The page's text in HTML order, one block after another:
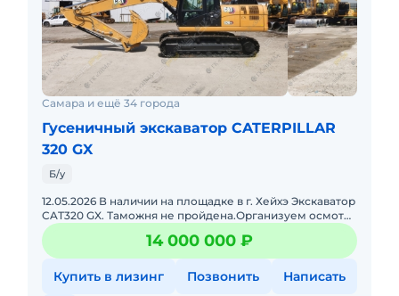
Самара и ещё 34 города
Гусеничный экскаватор CATERPILLAR
320 GX
Б/у
12.05.2026 В наличии на площадке в г. Хейхэ Экскаватор
CAT320 GX. Таможня не пройдена.Организуем осмотр
техники в Хейхэ. Завоз в РФ в течение 10 дней с
момента
14 000 000 ₽
Купить в лизинг Позвонить Написать